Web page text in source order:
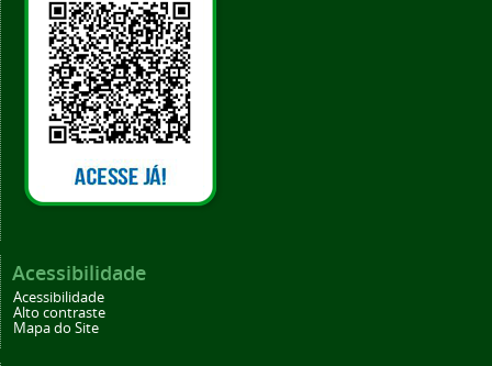
Acessibilidade
Acessibilidade
Alto contraste
Mapa do Site